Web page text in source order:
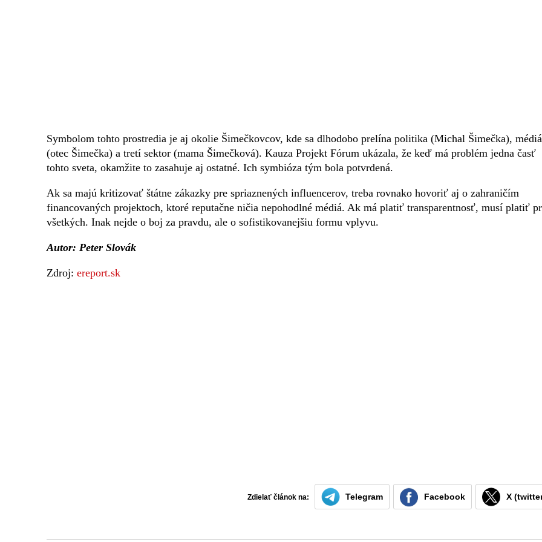
Symbolom tohto prostredia je aj okolie Šimečkovcov, kde sa dlhodobo prelína politika (Michal Šimečka), médiá
(otec Šimečka) a tretí sektor (mama Šimečková). Kauza Projekt Fórum ukázala, že keď má problém jedna časť
tohto sveta, okamžite to zasahuje aj ostatné. Ich symbióza tým bola potvrdená.
Ak sa majú kritizovať štátne zákazky pre spriaznených influencerov, treba rovnako hovoriť aj o zahraničím
financovaných projektoch, ktoré reputačne ničia nepohodlné médiá. Ak má platiť transparentnosť, musí platiť
všetkých. Inak nejde o boj za pravdu, ale o sofistikovanejšiu formu vplyvu.
Autor: Peter Slovák
Zdroj: ereport.sk
Zdielať článok na: Telegram Facebook X